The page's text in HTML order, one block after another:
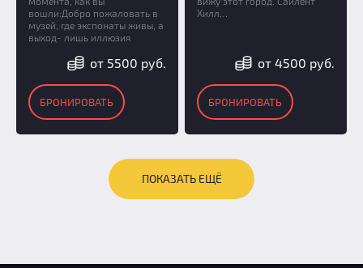
вошли:Добро пожаловать в
музей, где экспонаты живы, а
выход- лишь иллюзия
от 5500 руб.
БРОНИРОВАТЬ
Хилл…
от 4500 руб.
БРОНИРОВАТЬ
ПОКАЗАТЬ ЕЩЁ